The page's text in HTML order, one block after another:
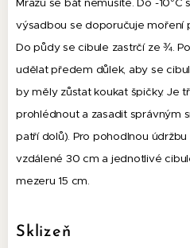
Mrazů se bát nemusíte. Do -10°C
výsadbou se doporučuje moření
Do půdy se cibule zastrčí ze ¾.
udělat předem důlek, aby se
by měly zůstat koukat špičky. Je
prohlédnout a zasadit správným
patří dolů). Pro pohodlnou
vzdálené 30 cm a jednotlivé
mezeru 15 cm.
Sklizeň